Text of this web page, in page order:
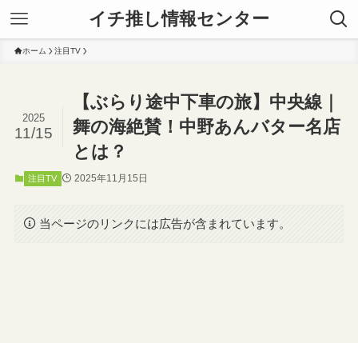
イチ推し情報センター
ホーム 注目TV
【ぶらり途中下車の旅】中央線｜
舞の海絶賛！中野あんバター名店
とは？
2025
11/15
注目TV 2025年11月15日
当ページのリンクには広告が含まれています。